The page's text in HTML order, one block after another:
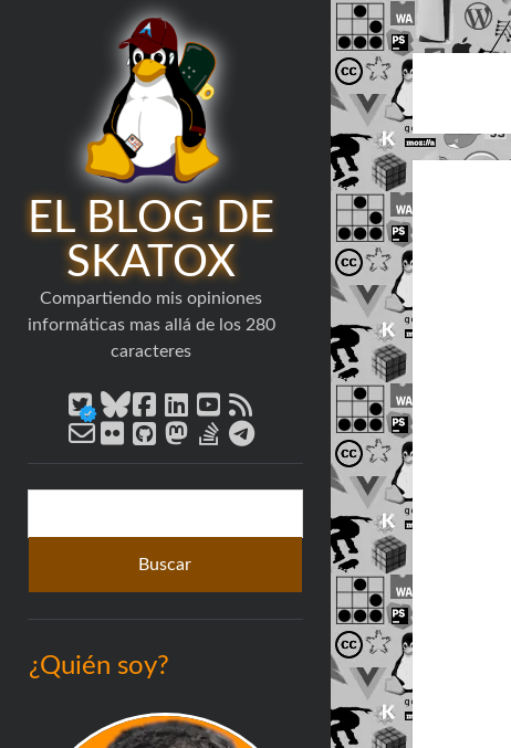
EL BLOG DE
SKATOX
Compartiendo mis opiniones
informáticas mas allá de los 280
caracteres
twitterbluesky
facebook
linkedin
youtube
rss
email-
form
flickrgithubmastodon
stack-
overflow
telegram
Barra
¿Quién soy?